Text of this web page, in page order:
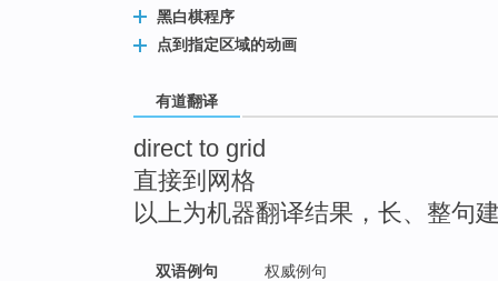
黑白棋程序
点到指定区域的动画
有道翻译
direct to grid
直接到网格
以上为机器翻译结果，长、整句
双语例句 权威例句